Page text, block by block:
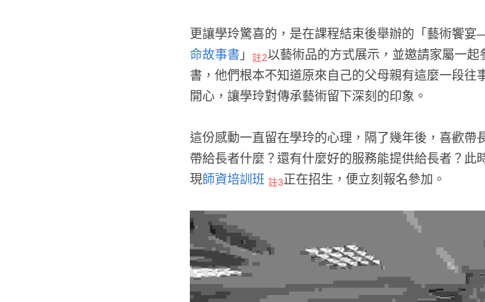
更讓學玲驚喜的，是在課程結束後舉辦的「藝術饗
命故事書 」 註2以藝術品的方式展示，並邀請家屬一
書，他們根本不知道原來自己的父母親有這麼一段
開心，讓學玲對傳承藝術留下深刻的印象。
這份感動一直留在學玲的心理，隔了幾年後，喜歡
帶給長者什麼？還有什麼好的服務能提供給長者？
現師資培訓班 註3正在招生，便立刻報名參加。